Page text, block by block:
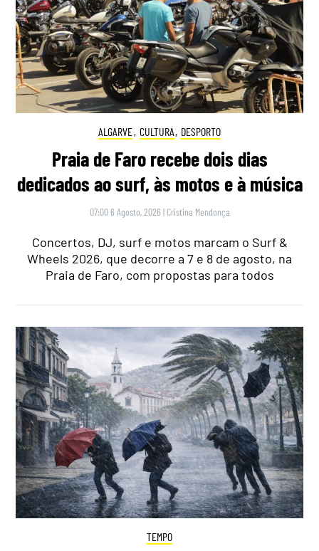
ALGARVE, CULTURA, DESPORTO
Praia de Faro recebe dois dias
dedicados ao surf, às motos e à música
07:00 6 Agosto, 2026 | Cristina Mendonça
Concertos, DJ, surf e motos marcam o Surf &
Wheels 2026, que decorre a 7 e 8 de agosto, na
Praia de Faro, com propostas para todos
TEMPO